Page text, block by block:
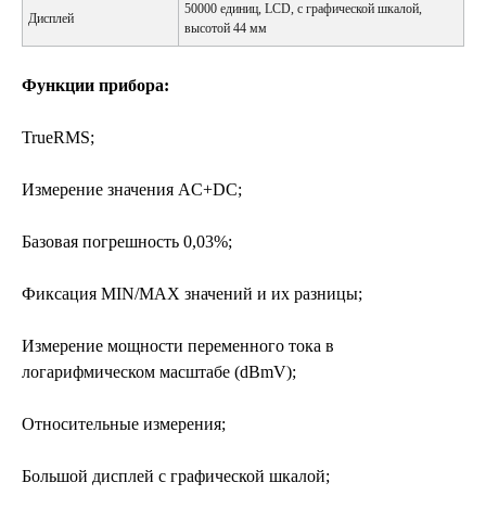
Дисплей
50000 единиц, LCD, с графической шкалой,
высотой 44 мм
Функции прибора:
TrueRMS;
Измерение значения AC+DC;
Базовая погрешность 0,03%;
Фиксация MIN/MAX значений и их разницы;
Измерение мощности переменного тока в
логарифмическом масштабе (dBmV);
Относительные измерения;
Большой дисплей с графической шкалой;